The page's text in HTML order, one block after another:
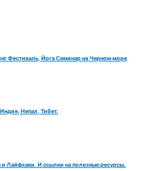
Фестиваль, Йога Семинар на Черном море
Непал, Тибет.
Лайфхаки. И ссылки на полезные ресурсы.